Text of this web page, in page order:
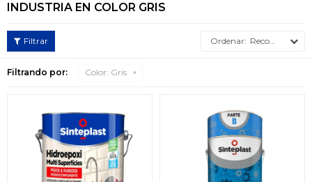
INDUSTRIA EN COLOR GRIS
Recomendados
Filtrando por: Color: Gris